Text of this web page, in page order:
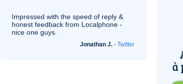
Impressed with the speed of reply &
honest feedback from Localphone -
nice one guys.
Jonathan J. - Twitter
à